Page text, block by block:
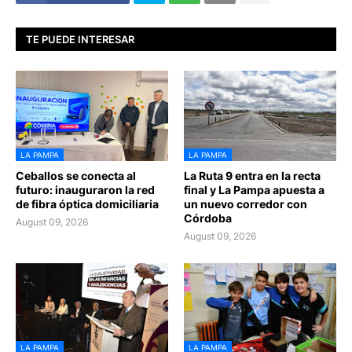
TE PUEDE INTERESAR
LA PAMPA
Ceballos se conecta al
futuro: inauguraron la red
de fibra óptica domiciliaria
August 09, 2026
LA PAMPA
La Ruta 9 entra en la recta
final y La Pampa apuesta a
un nuevo corredor con
Córdoba
August 09, 2026
LA PAMPA LA PAMPA